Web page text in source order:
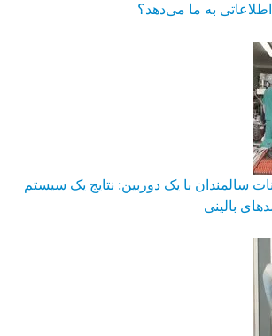
به ما می‌دهد؟
سالمندان با یک دوربین: نتایج یک سیستم
بالینی